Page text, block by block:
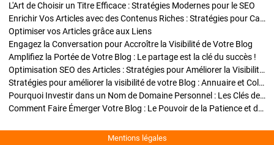
L'Art de Choisir un Titre Efficace : Stratégies Modernes pour le SEO
Enrichir Vos Articles avec des Contenus Riches : Stratégies pour Captiver et Optimiser
Optimiser vos Articles grâce aux Liens
Engagez la Conversation pour Accroître la Visibilité de Votre Blog
Amplifiez la Portée de Votre Blog : Le partage est la clé du succès !
Optimisation SEO des Articles : Stratégies pour Améliorer la Visibilité de Votre Blog
Stratégies pour améliorer la visibilité de votre Blog : Annuaire et Collaborations
Pourquoi Investir dans un Nom de Domaine Personnel : Les Clés de la Réussite de Votre Blog
Comment Faire Émerger Votre Blog : Le Pouvoir de la Patience et de la Persévérance
Mentions légales